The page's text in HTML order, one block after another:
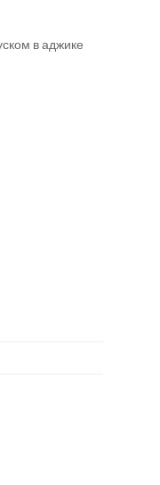
в аджике